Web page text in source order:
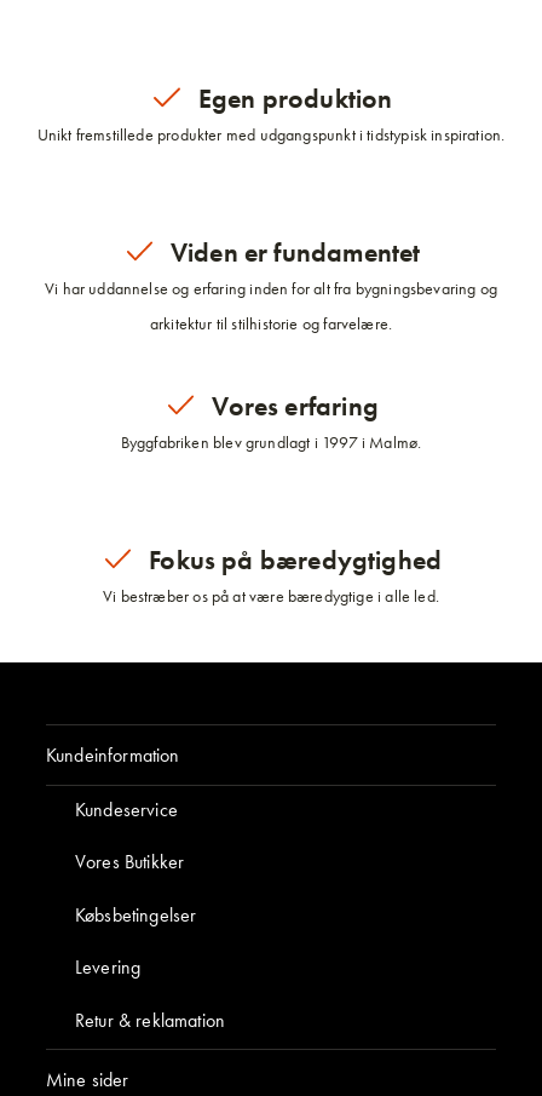
Egen produktion
Unikt fremstillede produkter med udgangspunkt i tidstypisk inspiration.
Viden er fundamentet
Vi har uddannelse og erfaring inden for alt fra bygningsbevaring og
arkitektur til stilhistorie og farvelære.
Vores erfaring
Byggfabriken blev grundlagt i 1997 i Malmø.
Fokus på bæredygtighed
Vi bestræber os på at være bæredygtige i alle led.
Kundeinformation
Mine sider
Om Byggfabriken